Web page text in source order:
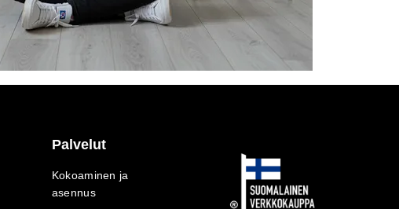
Palvelut
Kokoaminen ja
asennus